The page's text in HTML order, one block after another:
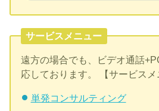
サービスメニュー
遠方の場合でも、ビデオ通話
応しております。 【サービスメ
単発コンサルティング